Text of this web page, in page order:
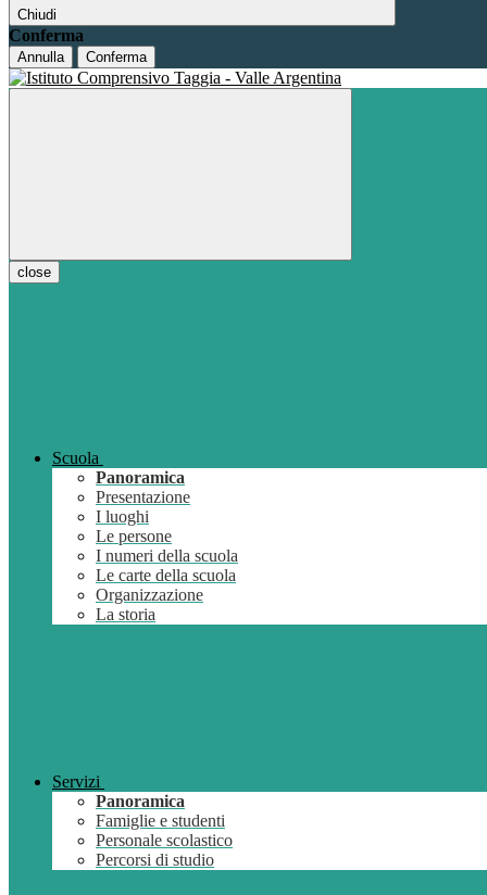
Chiudi
Conferma
Annulla Conferma
close
Scuola
Panoramica
Presentazione
I luoghi
Le persone
I numeri della scuola
Le carte della scuola
Organizzazione
La storia
Servizi
Panoramica
Famiglie e studenti
Personale scolastico
Percorsi di studio